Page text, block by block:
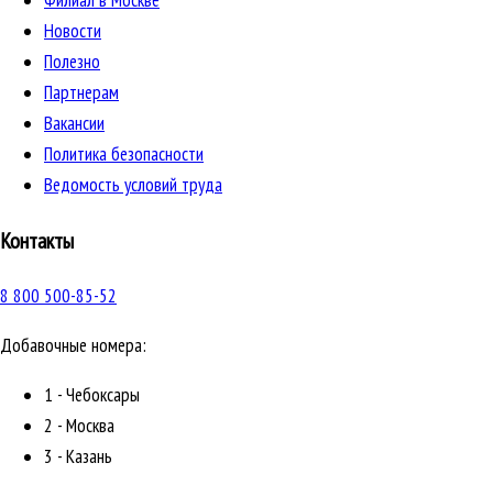
Новости
Полезно
Партнерам
Вакансии
Политика безопасности
Ведомость условий труда
Контакты
8 800 500-85-52
Добавочные номера:
1 - Чебоксары
2 - Москва
3 - Казань